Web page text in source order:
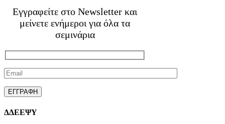
Εγγραφείτε στο Newsletter και
μείνετε ενήμεροι για όλα τα
σεμινάρια
ΔΔΕΕΨΥ